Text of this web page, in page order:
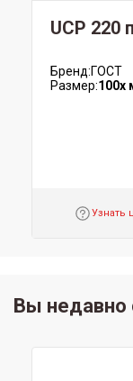
UCP 220
Бренд:ГОСТ
Размер:100x
Узнать
Вы недавно